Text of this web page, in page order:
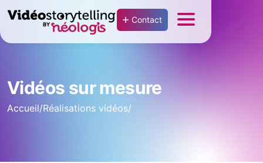
Contact
Vidéos sur mesure
Accueil/Réalisations vidéos/